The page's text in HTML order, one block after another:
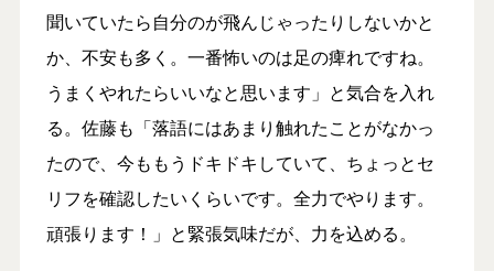
聞いていたら自分のが飛んじゃったりしないかと
か、不安も多く。一番怖いのは足の痺れですね。
うまくやれたらいいなと思います」と気合を入れ
る。佐藤も「落語にはあまり触れたことがなかっ
たので、今ももうドキドキしていて、ちょっとセ
リフを確認したいくらいです。全力でやります。
頑張ります！」と緊張気味だが、力を込める。